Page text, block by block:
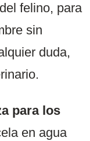
felino, para
sin
duda,
para los
en agua